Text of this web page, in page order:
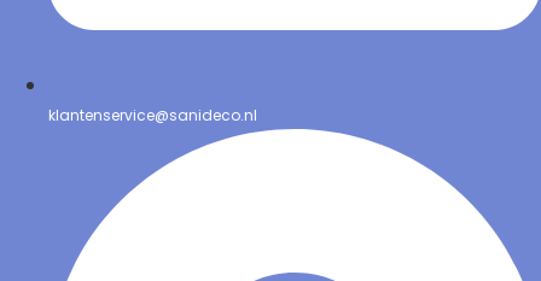
klantenservice@sanideco.nl